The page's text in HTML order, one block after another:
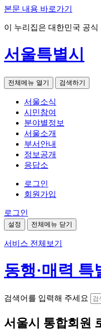
본문 내용 바로가기
이 누리집은 대한민국 공
서울특별시
전체메뉴 열기 검색하기
서울소식
시민참여
분야별정보
서울소개
부서안내
정보공개
응답소
로그인
회원가입
로그인
설정 전체메뉴 닫기
서비스 전체보기
동행·매력 특
검색어를 입력해 주세요
서울시 통합회원